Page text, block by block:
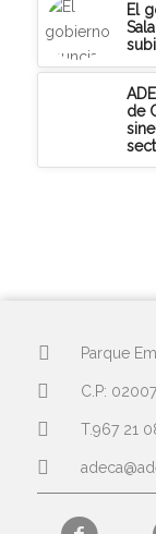
El
de
Parque
C.P:
T.967 21